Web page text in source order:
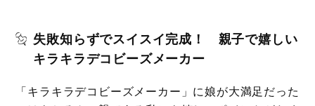
失敗知らずでスイスイ完成！ 親子で嬉しい
キラキラデコビーズメーカー
「キラキラデコビーズメーカー」に娘が大満足だった